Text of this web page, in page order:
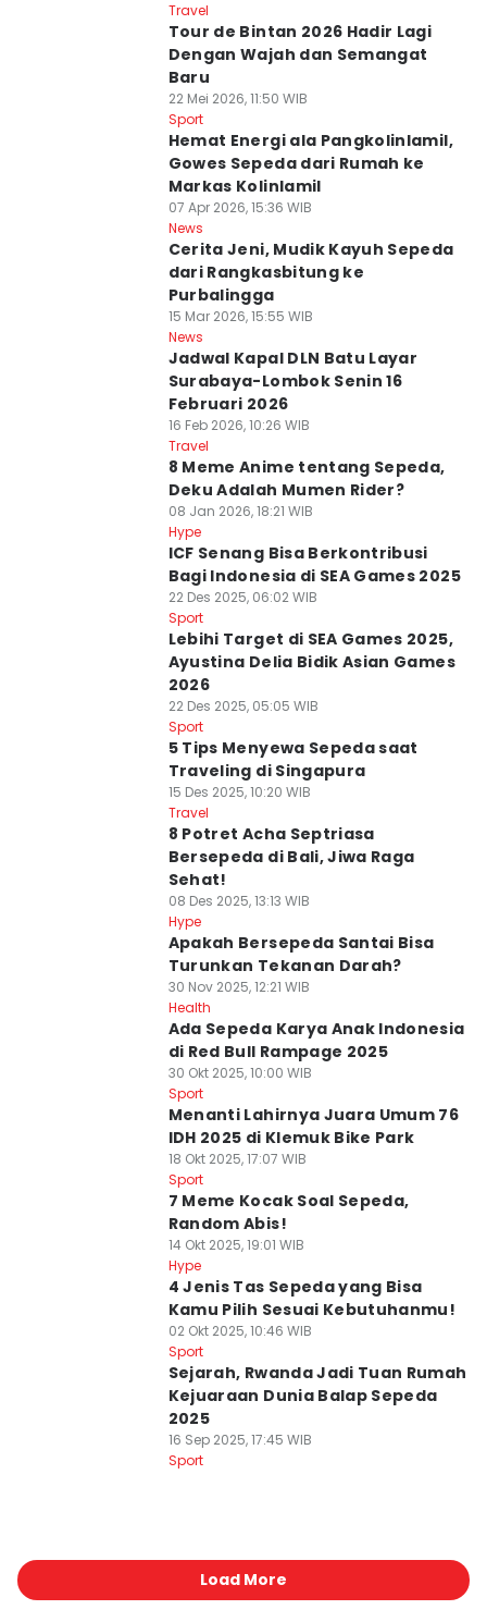
Travel
Tour de Bintan 2026 Hadir Lagi
Dengan Wajah dan Semangat
Baru
22 Mei 2026, 11:50 WIB
Sport
Hemat Energi ala Pangkolinlamil,
Gowes Sepeda dari Rumah ke
Markas Kolinlamil
07 Apr 2026, 15:36 WIB
News
Cerita Jeni, Mudik Kayuh Sepeda
dari Rangkasbitung ke
Purbalingga
15 Mar 2026, 15:55 WIB
News
Jadwal Kapal DLN Batu Layar
Surabaya-Lombok Senin 16
Februari 2026
16 Feb 2026, 10:26 WIB
Travel
8 Meme Anime tentang Sepeda,
Deku Adalah Mumen Rider?
08 Jan 2026, 18:21 WIB
Hype
ICF Senang Bisa Berkontribusi
Bagi Indonesia di SEA Games 2025
22 Des 2025, 06:02 WIB
Sport
Lebihi Target di SEA Games 2025,
Ayustina Delia Bidik Asian Games
2026
22 Des 2025, 05:05 WIB
Sport
5 Tips Menyewa Sepeda saat
Traveling di Singapura
15 Des 2025, 10:20 WIB
Travel
8 Potret Acha Septriasa
Bersepeda di Bali, Jiwa Raga
Sehat!
08 Des 2025, 13:13 WIB
Hype
Apakah Bersepeda Santai Bisa
Turunkan Tekanan Darah?
30 Nov 2025, 12:21 WIB
Health
Ada Sepeda Karya Anak Indonesia
di Red Bull Rampage 2025
30 Okt 2025, 10:00 WIB
Sport
Menanti Lahirnya Juara Umum 76
IDH 2025 di Klemuk Bike Park
18 Okt 2025, 17:07 WIB
Sport
7 Meme Kocak Soal Sepeda,
Random Abis!
14 Okt 2025, 19:01 WIB
Hype
4 Jenis Tas Sepeda yang Bisa
Kamu Pilih Sesuai Kebutuhanmu!
02 Okt 2025, 10:46 WIB
Sport
Sejarah, Rwanda Jadi Tuan Rumah
Kejuaraan Dunia Balap Sepeda
2025
16 Sep 2025, 17:45 WIB
Sport
Load More